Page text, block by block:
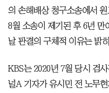
의 손해배상 청구소송에서
8월 소송이 제기된 후 6년 만
날 판결의 구체적 이유는 밝
KBS는 2020년 7월 당시 검
널A 기자가 유시민 전 노무